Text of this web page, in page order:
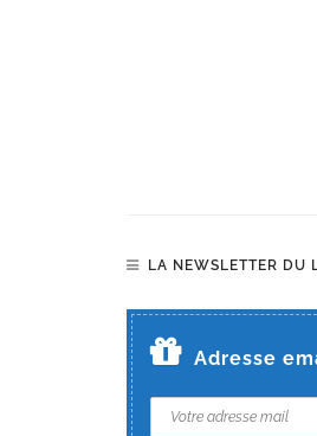
LA NEWSLETTER DU
Adresse